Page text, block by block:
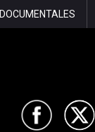
DOCUMENTALES